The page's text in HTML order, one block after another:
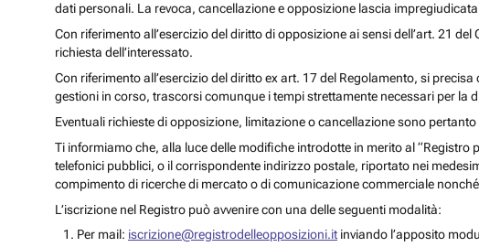
dati personali. La revoca, cancellazione e opposizione lascia
Con riferimento all’esercizio del diritto di opposizione ai sensi dell’art. 21
richiesta dell’interessato.
Con riferimento all’esercizio del diritto ex art. 17 del Regolamento, si
gestioni in corso, trascorsi comunque i tempi strettamente necessari per la
Eventuali richieste di opposizione, limitazione o cancellazione sono
Ti informiamo che, alla luce delle modifiche introdotte in merito al
telefonici pubblici, o il corrispondente indirizzo postale, riportato nei
compimento di ricerche di mercato o di comunicazione commerciale
L’iscrizione nel Registro può avvenire con una delle seguenti modalità:
Per mail: iscrizione@registrodelleopposizioni.it inviando l’apposito